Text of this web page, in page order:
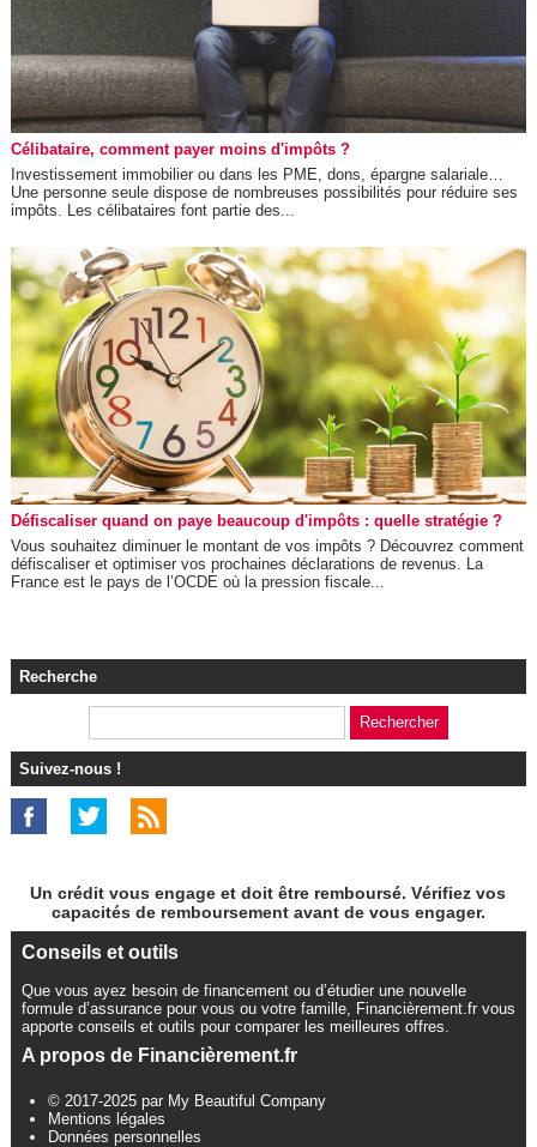
Célibataire, comment payer moins d'impôts ?
Investissement immobilier ou dans les PME, dons, épargne salariale…
Une personne seule dispose de nombreuses possibilités pour réduire ses
impôts. Les célibataires font partie des...
Défiscaliser quand on paye beaucoup d'impôts : quelle stratégie ?
Vous souhaitez diminuer le montant de vos impôts ? Découvrez comment
défiscaliser et optimiser vos prochaines déclarations de revenus. La
France est le pays de l’OCDE où la pression fiscale...
Recherche
Suivez-nous !
Un crédit vous engage et doit être remboursé. Vérifiez vos
capacités de remboursement avant de vous engager.
Conseils et outils
Que vous ayez besoin de financement ou d’étudier une nouvelle
formule d’assurance pour vous ou votre famille, Financièrement.fr vous
apporte conseils et outils pour comparer les meilleures offres.
A propos de Financièrement.fr
© 2017-2025 par My Beautiful Company
Mentions légales
Données personnelles